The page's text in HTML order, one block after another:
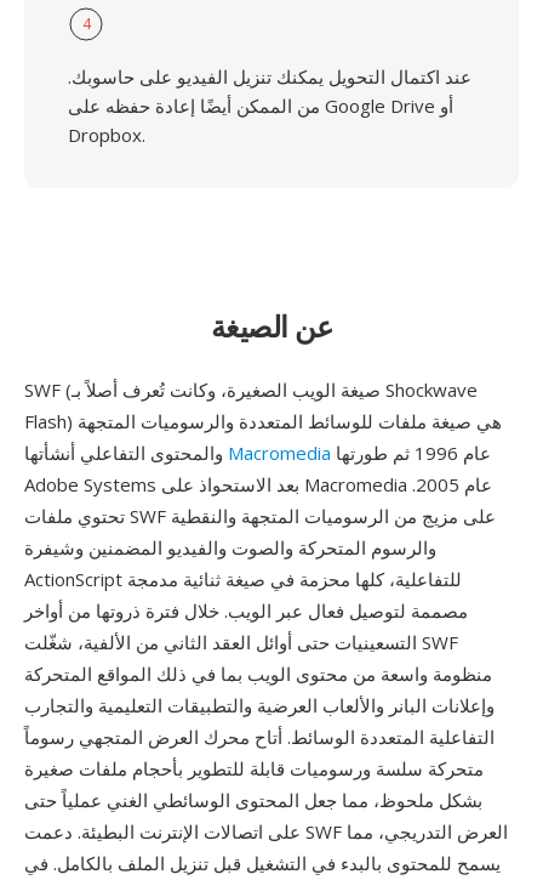
4
عند اكتمال التحويل يمكنك تنزيل الفيديو على حاسوبك.
من الممكن أيضًا إعادة حفظه على Google Drive أو
Dropbox.
عن الصيغة
SWF (صيغة الويب الصغيرة، وكانت تُعرف أصلاً بـ Shockwave
Flash) هي صيغة ملفات للوسائط المتعددة والرسوميات المتجهة
Macromedia
Adobe Systems بعد الاستحواذ على Macromedia عام 2005.
تحتوي ملفات SWF على مزيج من الرسوميات المتجهة والنقطية
والرسوم المتحركة والصوت والفيديو المضمنين وشيفرة
ActionScript للتفاعلية، كلها محزمة في صيغة ثنائية مدمجة
مصممة لتوصيل فعال عبر الويب. خلال فترة ذروتها من أواخر
التسعينيات حتى أوائل العقد الثاني من الألفية، شغّلت SWF
منظومة واسعة من محتوى الويب بما في ذلك المواقع المتحركة
وإعلانات البانر والألعاب العرضية والتطبيقات التعليمية والتجارب
التفاعلية المتعددة الوسائط. أتاح محرك العرض المتجهي رسوماً
متحركة سلسة ورسوميات قابلة للتطوير بأحجام ملفات صغيرة
بشكل ملحوظ، مما جعل المحتوى الوسائطي الغني عملياً حتى
على اتصالات الإنترنت البطيئة. دعمت SWF العرض التدريجي، مما
يسمح للمحتوى بالبدء في التشغيل قبل تنزيل الملف بالكامل. في